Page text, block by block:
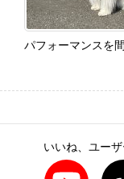
パフォーマンスを
いいね、ユー